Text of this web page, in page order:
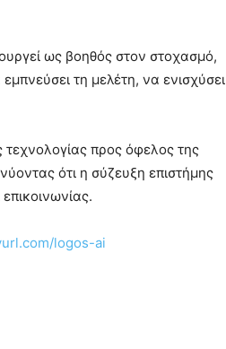
ως βοηθός στον στοχασμό,
τη μελέτη, να ενισχύσει
τεχνολογίας προς όφελος της
ότι η σύζευξη επιστήμης
logos-ai